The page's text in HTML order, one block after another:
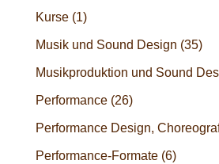
Kurse(1)
Musik und Sound Design (35)
Musikproduktion und Sound
Performance(26)
Performance Design,
Performance-Formate(6)